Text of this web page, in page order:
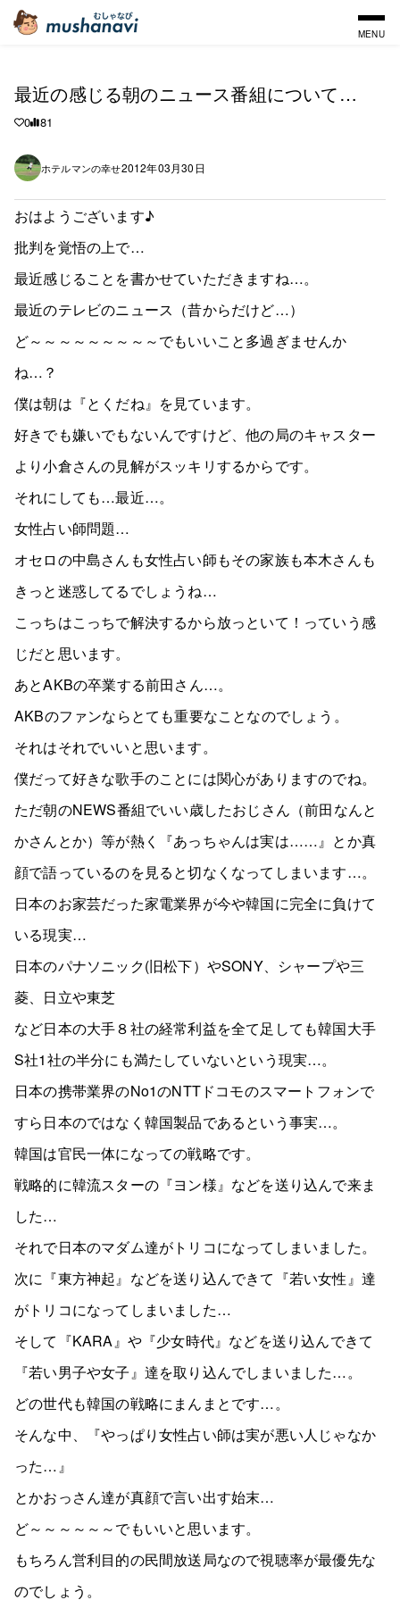
MENU
最近の感じる朝のニュース番組について…
0 81
ホテルマンの幸せ2012年03月30日
おはようございます♪
批判を覚悟の上で…
最近感じることを書かせていただきますね…。
最近のテレビのニュース（昔からだけど…）
ど～～～～～～～～～でもいいこと多過ぎませんか
ね…？
僕は朝は『とくだね』を見ています。
好きでも嫌いでもないんですけど、他の局のキャスター
より小倉さんの見解がスッキリするからです。
それにしても…最近…。
女性占い師問題…
オセロの中島さんも女性占い師もその家族も本木さんも
きっと迷惑してるでしょうね…
こっちはこっちで解決するから放っといて！っていう感
じだと思います。
あとAKBの卒業する前田さん…。
AKBのファンならとても重要なことなのでしょう。
それはそれでいいと思います。
僕だって好きな歌手のことには関心がありますのでね。
ただ朝のNEWS番組でいい歳したおじさん（前田なんと
かさんとか）等が熱く『あっちゃんは実は……』とか真
顔で語っているのを見ると切なくなってしまいます…。
日本のお家芸だった家電業界が今や韓国に完全に負けて
いる現実…
日本のパナソニック(旧松下）やSONY、シャープや三
菱、日立や東芝
など日本の大手８社の経常利益を全て足しても韓国大手
S社1社の半分にも満たしていないという現実…。
日本の携帯業界のNo1のNTTドコモのスマートフォンで
すら日本のではなく韓国製品であるという事実…。
韓国は官民一体になっての戦略です。
戦略的に韓流スターの『ヨン様』などを送り込んで来ま
した…
それで日本のマダム達がトリコになってしまいました。
次に『東方神起』などを送り込んできて『若い女性』達
がトリコになってしまいました…
そして『KARA』や『少女時代』などを送り込んできて
『若い男子や女子』達を取り込んでしまいました…。
どの世代も韓国の戦略にまんまとです…。
そんな中、『やっぱり女性占い師は実が悪い人じゃなか
った…』
とかおっさん達が真顔で言い出す始末…
ど～～～～～～でもいいと思います。
もちろん営利目的の民間放送局なので視聴率が最優先な
のでしょう。